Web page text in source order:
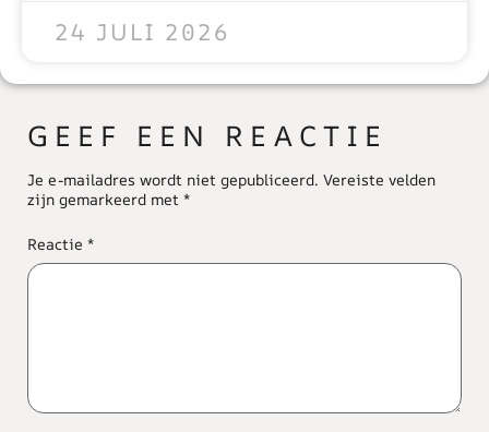
24 JULI 2026
GEEF EEN REACTIE
Je e-mailadres wordt niet gepubliceerd. Vereiste velden
zijn gemarkeerd met *
Reactie *